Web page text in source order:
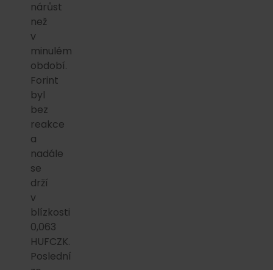
nárůst
než
v
minulém
období.
Forint
byl
bez
reakce
a
nadále
se
drží
v
blízkosti
0,063
HUFCZK.
Poslední